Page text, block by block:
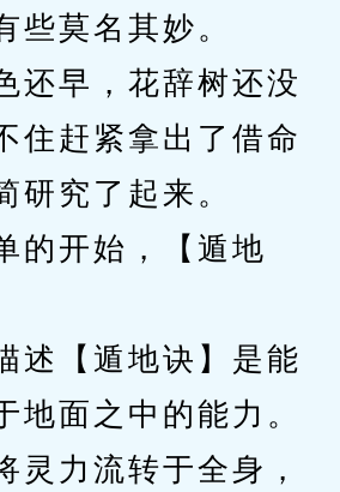
莫名其妙。
早，花辞树还没
住赶紧拿出了借命
研究了起来。
开始，【遁地
【遁地诀】是能
地面之中的能力。
力流转于全身，